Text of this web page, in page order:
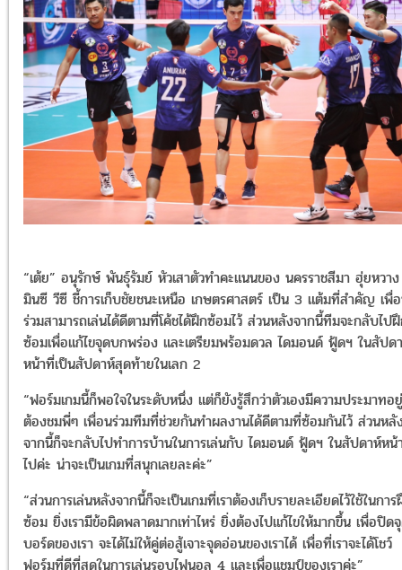
“เต้ย” อนุรักษ์ พันธุ์รัมย์ หัวเสาตัวทำคะแนนของ นครราชสีมา ฮุ่ยหวา
มินซี วีซี ชี้การเก็บชัยชนะเหนือ เกษตรศาสตร์ เป็น 3 แต้มที่สำคัญ เพื่
ร่วมสามารถเล่นได้ดีตามที่โค้ชได้ฝึกซ้อมไว้ ส่วนหลังจากนี้ทีมจะกลับไป
ซ้อมเพื่อแก้ไขจุดบกพร่อง และเตรียมพร้อมดวล ไดมอนด์ ฟู้ดฯ ในสัปด
หน้าที่เป็นสัปดาห์สุดท้ายในเลก 2
“ฟอร์มเกมนี้ก็พอใจในระดับหนึ่ง แต่ก็ยังรู้สึกว่าตัวเองมีความประมาทอยู่
ต้องชมพี่ๆ เพื่อนร่วมทีมที่ช่วยกันทำผลงานได้ดีตามที่ซ้อมกันไว้ ส่วนหลั
จากนี้ก็จะกลับไปทำการบ้านในการเล่นกับ ไดมอนด์ ฟู้ดฯ ในสัปดาห์หน้
ไปค่ะ น่าจะเป็นเกมที่สนุกเลยละค่ะ”
“ส่วนการเล่นหลังจากนี้ก็จะเป็นเกมที่เราต้องเก็บรายละเอียดไว้ใช้ในกา
ซ้อม ยิ่งเรามีข้อผิดพลาดมากเท่าไหร่ ยิ่งต้องไปแก้ไขให้มากขึ้น เพื่อปิด
บอร์ดของเรา จะได้ไม่ให้คู่ต่อสู้เจาะจุดอ่อนของเราได้ เพื่อที่เราจะได้โชว์
ฟอร์มที่ดีที่สุดในการเล่นรอบไฟนอล 4 และเพื่อแชมป์ของเราค่ะ”